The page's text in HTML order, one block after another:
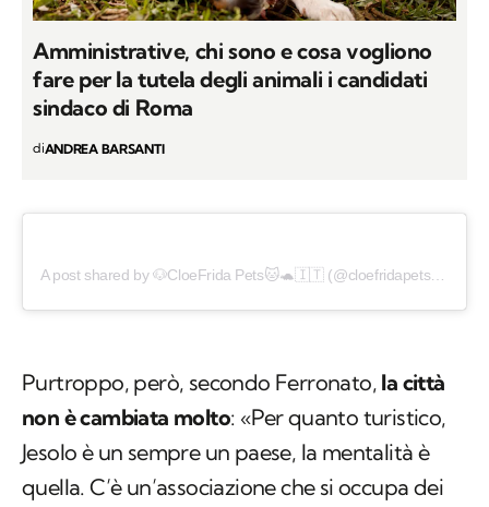
Amministrative, chi sono e cosa vogliono
fare per la tutela degli animali i candidati
sindaco di Roma
diANDREA BARSANTI
A post shared by 🐶CloeFrida Pets🐱🐢🇮🇹 (@cloefridapetsfamily)
Purtroppo, però, secondo Ferronato, la città
non è cambiata molto: «Per quanto turistico,
Jesolo è un sempre un paese, la mentalità è
quella. C’è un’associazione che si occupa dei